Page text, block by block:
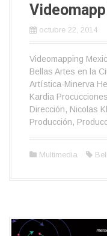
octubre 22, 2014
Videomapping
Bellas Artes en la
Artística-Minerva
Kardia
Dirección, Nicolas
Producción,
Multimedia